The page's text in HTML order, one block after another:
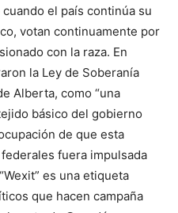
el país continúa su
votan continuamente por
con la raza. En
la Ley de Soberanía
Alberta, como “una
básico del gobierno
de que esta
fuera impulsada
es una etiqueta
que hacen campaña